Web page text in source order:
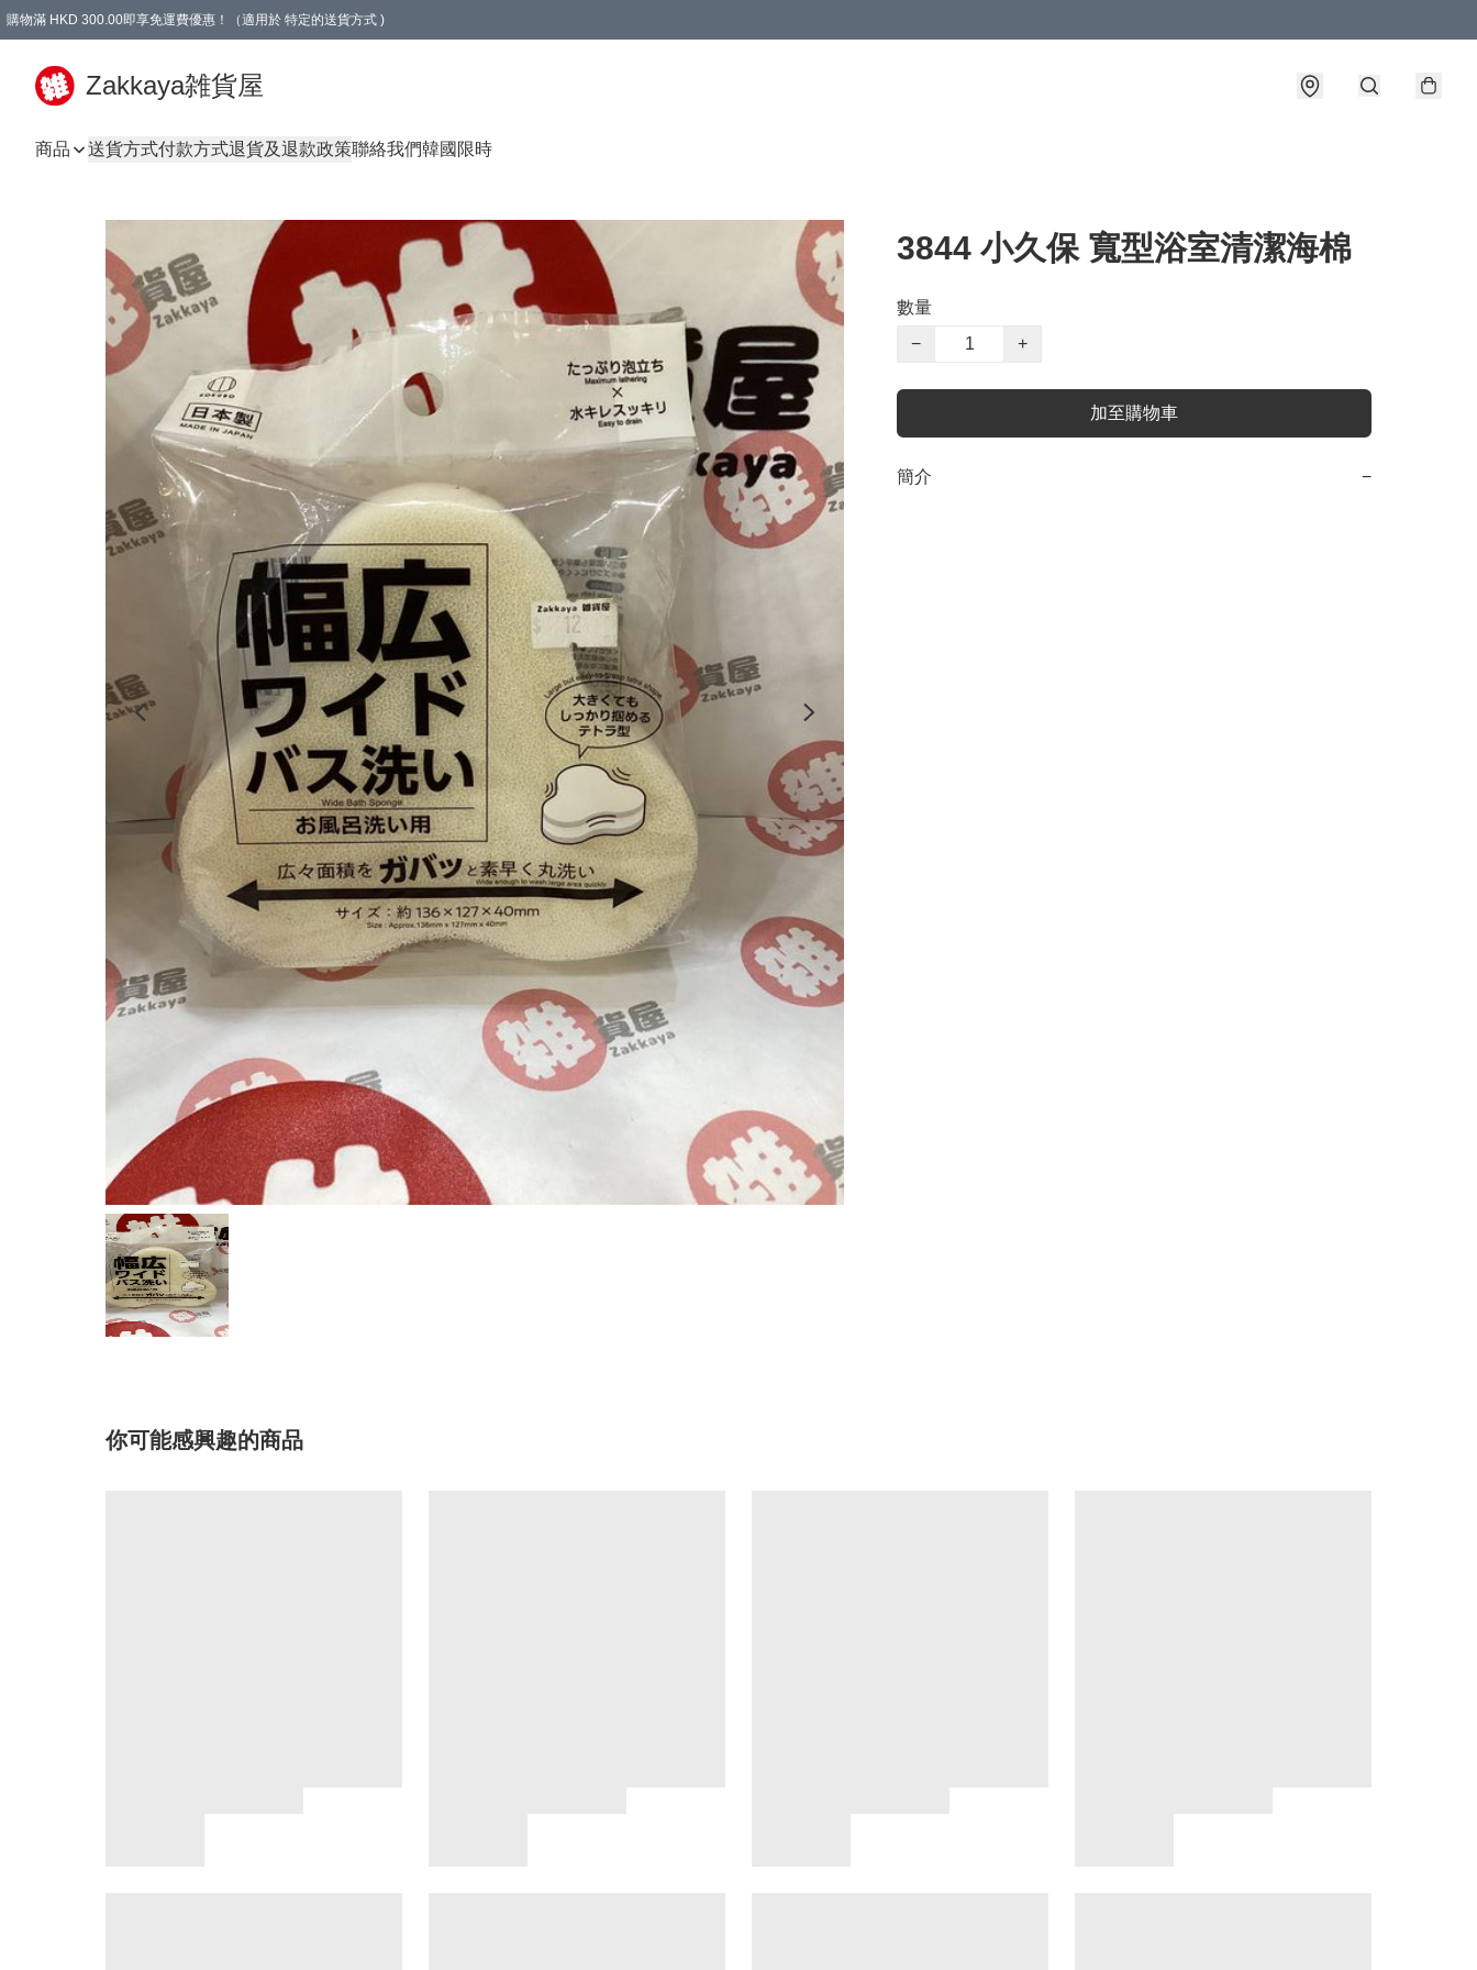
購物滿 HKD 300.00即享免運費優惠！（適用於 特定的送貨方式 )
Zakkaya雑貨屋
商品 送貨方式付款方式退貨及退款政策聯絡我們韓國限時
3844 小久保 寬型浴室清潔海棉
數量
−
+
加至購物車
簡介 −
你可能感興趣的商品